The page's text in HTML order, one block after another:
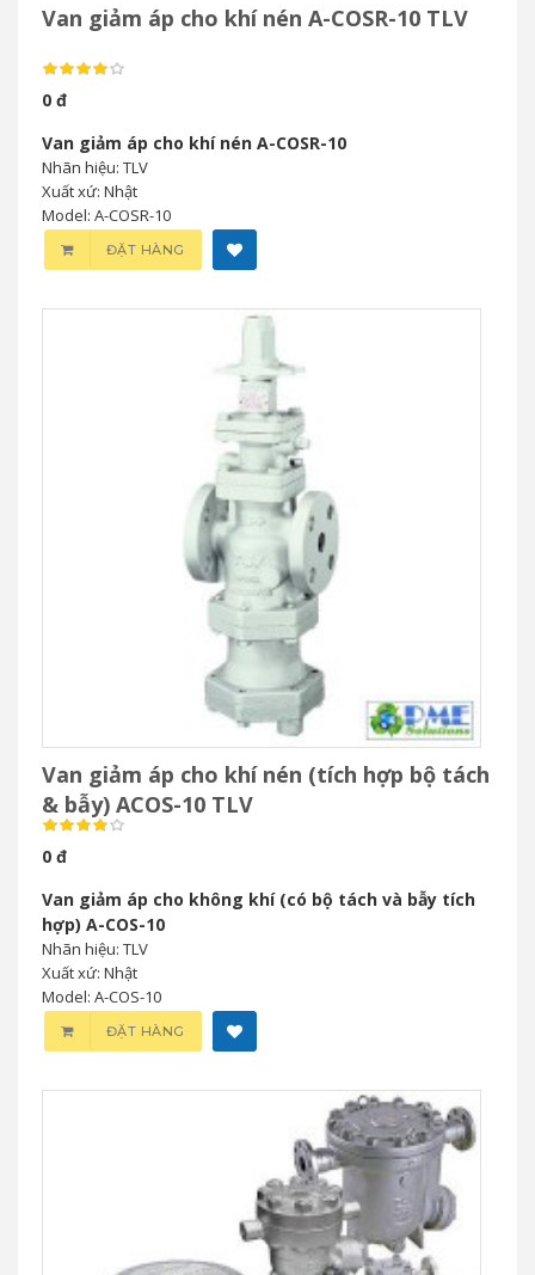
Van giảm áp cho khí nén A-COSR-10 TLV
0 đ
Van giảm áp cho khí nén A-COSR-10
Nhãn hiệu: TLV
Xuất xứ: Nhật
Model: A-COSR-10
ĐẶT HÀNG
Van giảm áp cho khí nén (tích hợp bộ tách
& bẫy) ACOS-10 TLV
0 đ
Van giảm áp cho không khí (có bộ tách và bẫy tích
hợp) A-COS-10
Nhãn hiệu: TLV
Xuất xứ: Nhật
Model: A-COS-10
ĐẶT HÀNG